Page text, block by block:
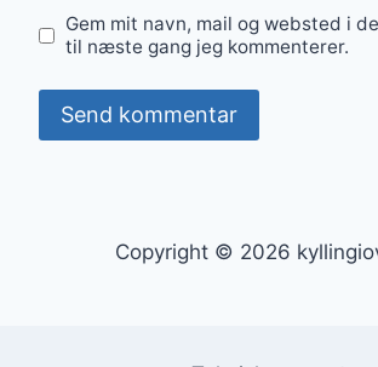
Gem mit navn, mail og websted i
til næste gang jeg kommenterer.
Copyright © 2026